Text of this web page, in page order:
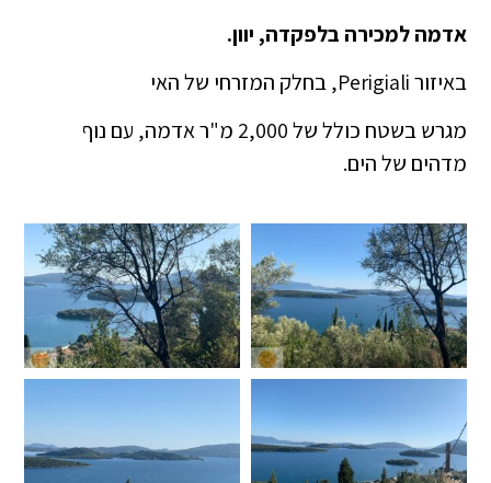
אדמה למכירה בלפקדה, יוון.
באיזור Perigiali, בחלק המזרחי של האי
מגרש בשטח כולל של 2,000 מ"ר אדמה, עם נוף
מדהים של הים.